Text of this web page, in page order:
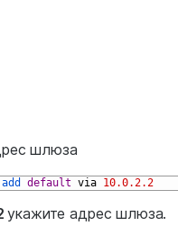
шлюза
add default via 10.0.2.2
укажите адрес шлюза.